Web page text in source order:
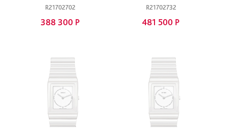
R21702702
388 300 Р
R21702732
481 500 Р